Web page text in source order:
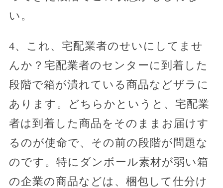
い。
4、これ、宅配業者のせいにしてませ
んか？宅配業者のセンターに到着した
段階で箱が潰れている商品などザラに
あります。どちらかというと、宅配業
者は到着した商品をそのままお届けす
るのが使命で、その前の段階が問題な
のです。特にダンボール素材が弱い箱
の企業の商品などは、梱包して仕分け